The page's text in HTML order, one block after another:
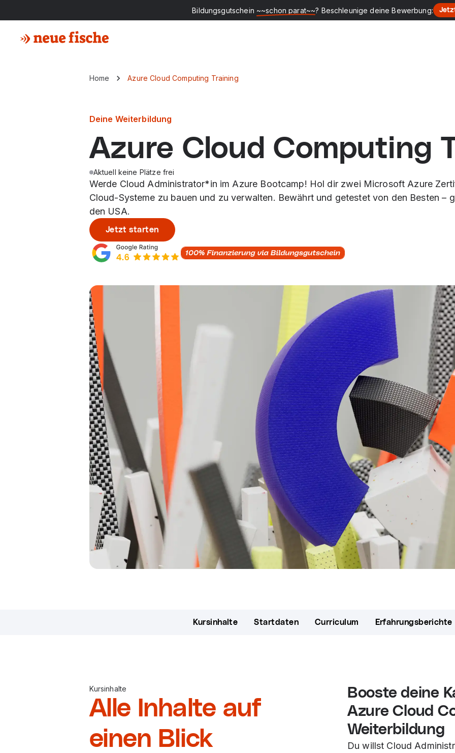
Bildungsgutschein ~~schon parat~~? Beschleunige deine Bewerbung:
Home Azure Cloud Computing Training
Deine Weiterbildung
Azure Cloud Computing
Aktuell keine Plätze frei
Werde Cloud Administrator*in im Azure Bootcamp! Hol dir zwei Microsoft Azure
Cloud-Systeme zu bauen und zu verwalten. Bewährt und getestet von den Besten –
den USA.
Jetzt starten
Kursinhalte Startdaten Curriculum Erfahrungsberichte
Kursinhalte
Alle Inhalte auf
einen Blick
Booste deine
Azure Cloud
Weiterbildung
Du willst Cloud